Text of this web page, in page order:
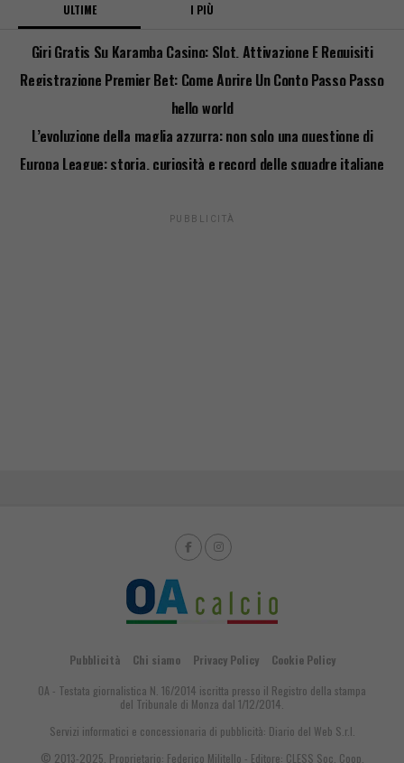
ULTIME I PIÙ
Giri Gratis Su Karamba Casino: Slot, Attivazione E Requisiti
Registrazione Premier Bet: Come Aprire Un Conto Passo Passo
hello world
L’evoluzione della maglia azzurra: non solo una questione di
stile
Europa League: storia, curiosità e record delle squadre italiane
PUBBLICITÀ
Pubblicità Chi siamo Privacy Policy
Cookie Policy
OA - Testata giornalistica N. 16/2014 iscritta presso il Registro della stampa
del Tribunale di Monza dal 1/12/2014.
Servizi informatici e concessionaria di pubblicità: Diario del Web S.r.l.
© 2013-2025. Proprietario: Federico Militello - Editore: CLESS Soc. Coop.